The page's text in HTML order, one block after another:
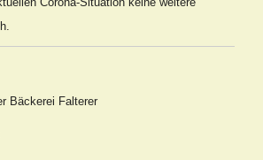
Bäckerei Falterer